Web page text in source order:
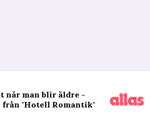
när man blir äldre -
"Hotell Romantik"